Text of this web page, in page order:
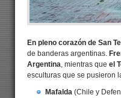
En pleno corazón de San
de banderas argentinas.
Argentina, mientras que el
esculturas que se pusieron
Mafalda (Chile y